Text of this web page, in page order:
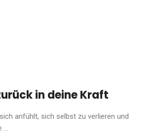
in deine Kraft
anfühlt, sich selbst zu verlieren und
...